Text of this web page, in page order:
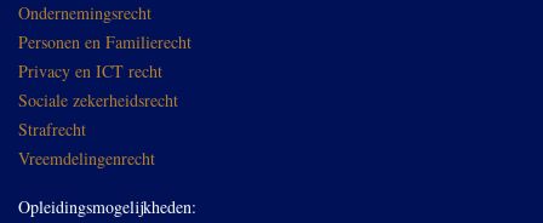
Ondernemingsrecht
Personen en Familierecht
Privacy en ICT recht
Sociale zekerheidsrecht
Strafrecht
Vreemdelingenrecht
Opleidingsmogelijkheden: